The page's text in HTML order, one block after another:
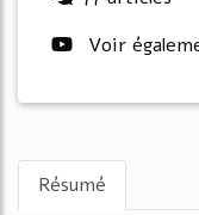
Voir
Résumé